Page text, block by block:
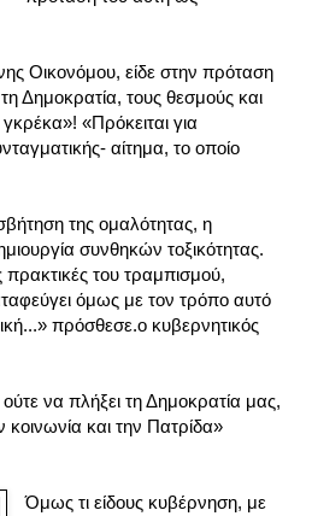
Οικονόμου, είδε στην πρόταση
Δημοκρατία, τους θεσμούς και
«Πρόκειται για
αίτημα, το οποίο
της ομαλότητας, η
συνθηκών τοξικότητας.
πρακτικές του τραμπισμού,
όμως με τον τρόπο αυτό
πρόσθεσε.ο κυβερνητικός
να πλήξει τη Δημοκρατία μας,
κοινωνία και την Πατρίδα»
Όμως τι είδους κυβέρνηση, με